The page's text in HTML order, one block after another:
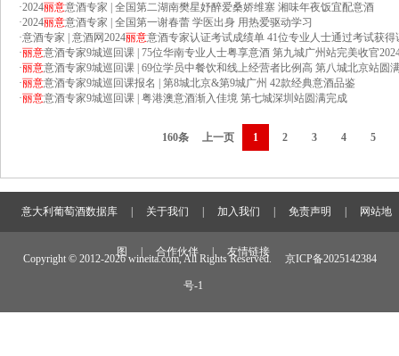
·2024丽意意酒专家 | 全国第二湖南樊星妤醉爱桑娇维塞 湘味年夜饭宜配意酒
·2024丽意意酒专家 | 全国第一谢春蕾 学医出身 用热爱驱动学习
·意酒专家 | 意酒网2024丽意意酒专家认证考试成绩单 41位专业人士通过考试获得
·丽意意酒专家9城巡回课 | 75位华南专业人士粤享意酒 第九城广州站完美收官
·丽意意酒专家9城巡回课 | 69位学员中餐饮和线上经营者比例高 第八城北京站圆
·丽意意酒专家9城巡回课报名 | 第8城北京&第9城广州 42款经典意酒品鉴
·丽意意酒专家9城巡回课 | 粤港澳意酒渐入佳境 第七城深圳站圆满完成
160条 上一页 1 2 3 4 5
意大利葡萄酒数据库 关于我们 加入我们 免责声明 网站地
图 合作伙伴 友情链接
Copyright © 2012-2026 wineita.com, All Rights Reserved. 京ICP备2025142384
号-1